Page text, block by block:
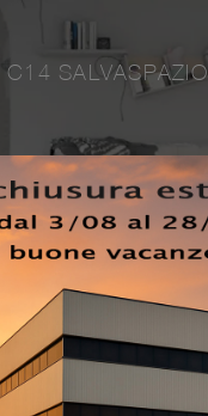
C14 SALVASPAZIO